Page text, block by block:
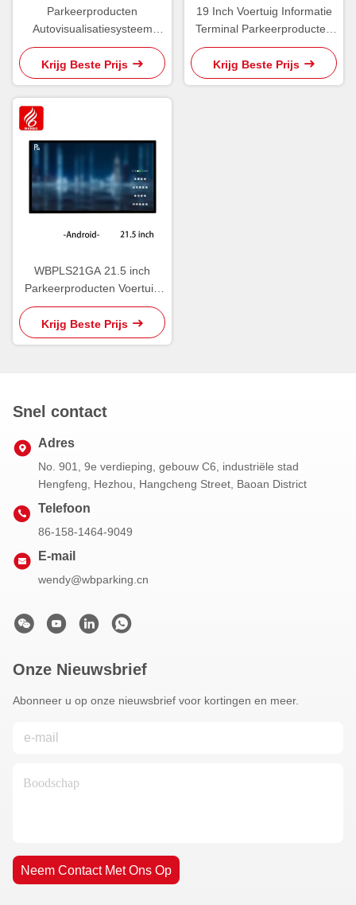
Parkeerproducten
Autovisualisatiesysteem
WBPLS55ZA 55 inch Vehicle
Inquiry Terminal
Krijg Beste Prijs
19 Inch Voertuig Informatie
Terminal Parkeerproducten
WBPLS19ZW
Krijg Beste Prijs
WBPLS21GA 21.5 inch
Parkeerproducten Voertuig
Onderzoek Terminal
Krijg Beste Prijs
Snel contact
Adres
No. 901, 9e verdieping, gebouw C6, industriële stad
Hengfeng, Hezhou, Hangcheng Street, Baoan District
Telefoon
86-158-1464-9049
E-mail
wendy@wbparking.cn
Onze Nieuwsbrief
Abonneer u op onze nieuwsbrief voor kortingen en meer.
Neem Contact Met Ons Op